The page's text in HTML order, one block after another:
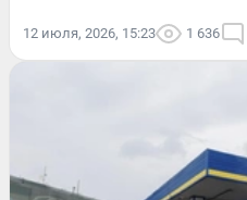
12 июля, 2026, 15:23 1 636